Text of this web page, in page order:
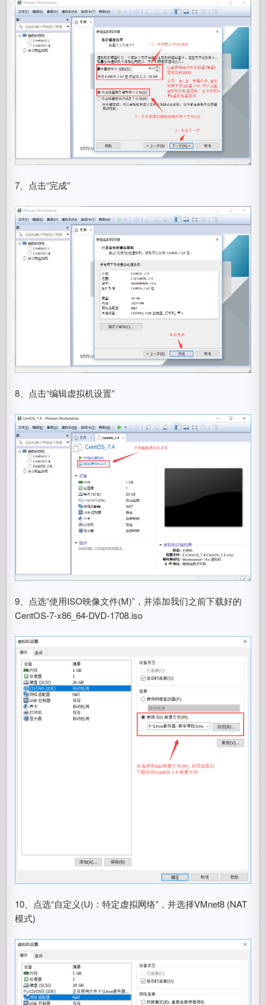
7、点击“完成”
8、点击“编辑虚拟机设置”
9、点选“使用ISO映像文件(M)”，并添加我们之前下载好的
CentOS-7-x86_64-DVD-1708.iso
10、点选“自定义(U)：特定虚拟网络”，并选择VMnet8 (NAT
模式)